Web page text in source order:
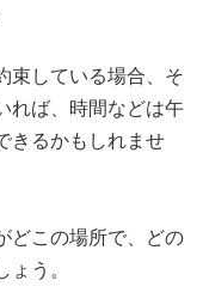
束している場合、そ
れば、時間などは午
きるかもしれませ
どこの場所で、どの
う。